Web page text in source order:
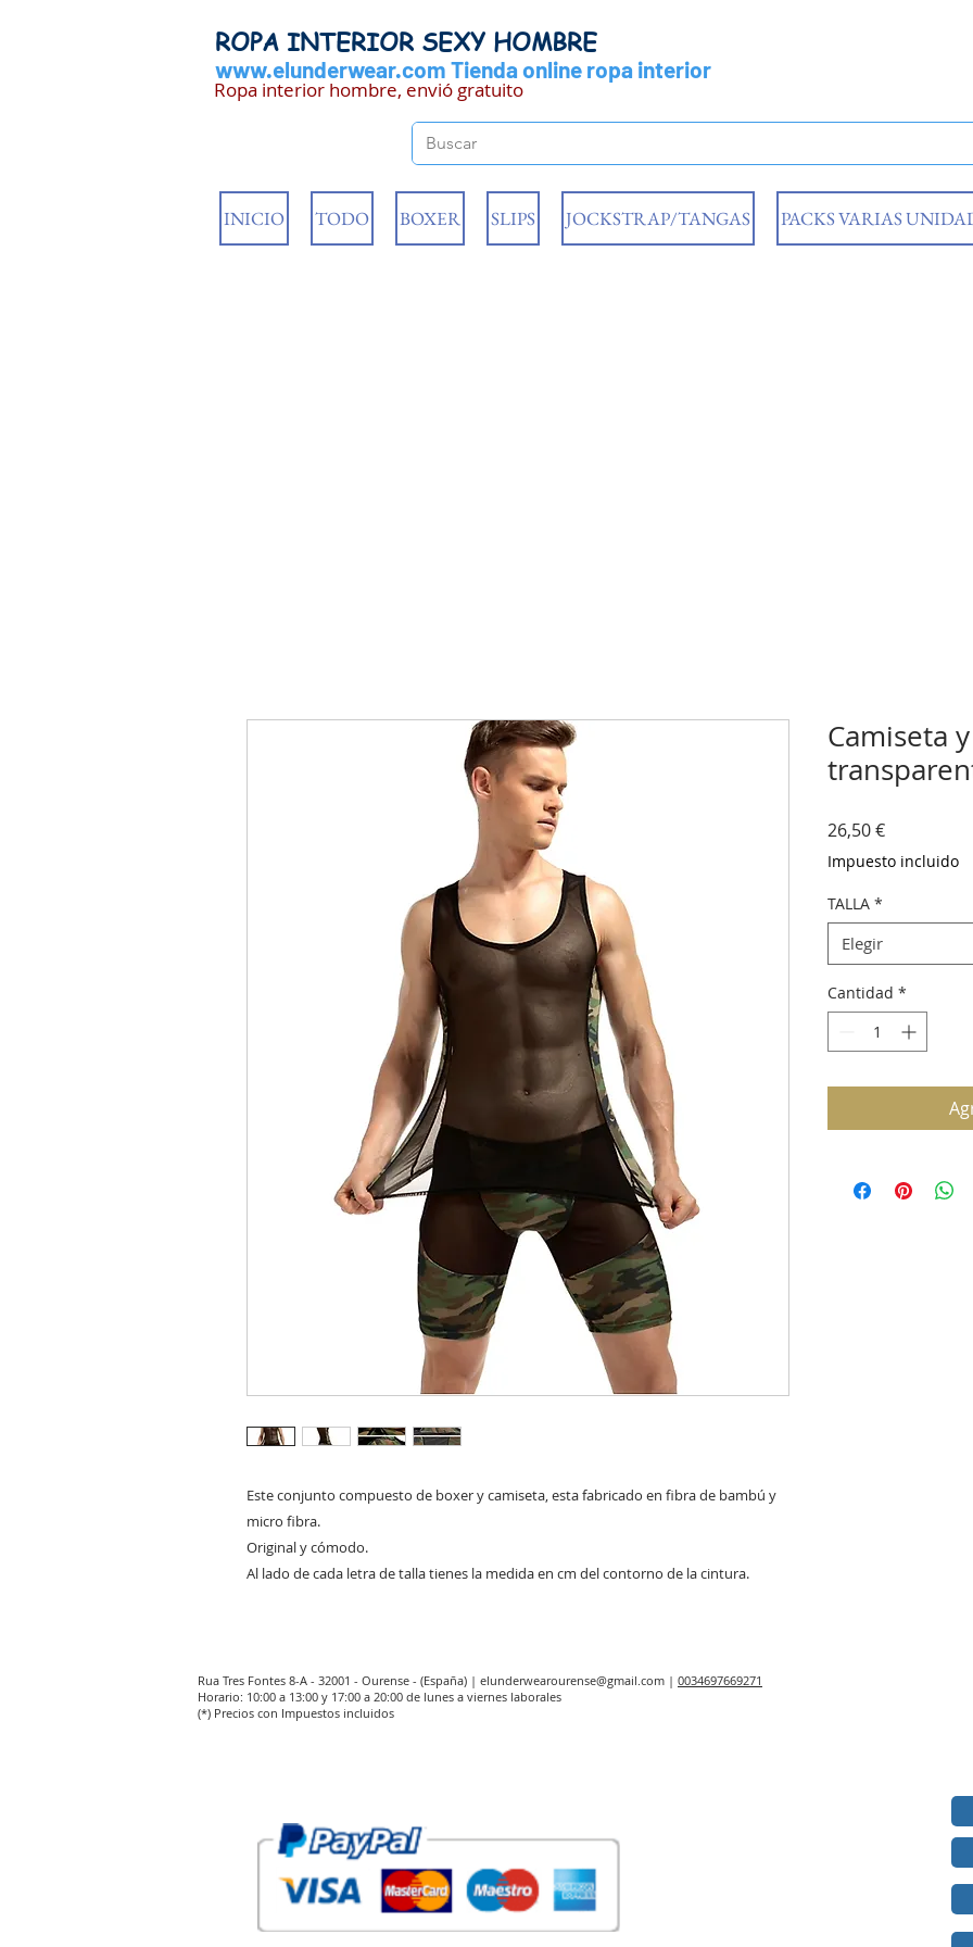
ROPA INTERIOR SEXY HOMBRE
www.elunderwear.com Tienda online ropa interior
Ropa interior hombre, envió gratuito
INICIO TODO BOXER SLIPS JOCKSTRAP/TANGAS PACKS VARIAS
Este conjunto compuesto de boxer y camiseta, esta fabricado en fibra de bambú y
micro fibra.
Original y cómodo.
Al lado de cada letra de talla tienes la medida en cm del contorno de la cintura.
Camiseta
26,50 €Precio
Impuesto incluido
TALLA *
Elegir
Cantidad *
Rua Tres Fontes 8-A - 32001 - Ourense - (España) | elunderwearourense@gmail.com | 0034697669271
Horario: 10:00 a 13:00 y 17:00 a 20:00 de lunes a viernes laborales
(*) Precios con Impuestos incluidos